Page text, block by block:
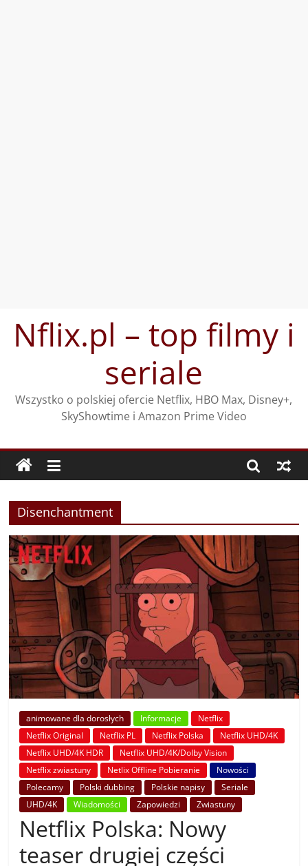
treściNflix.pl – top filmy i
seriale
Wszystko o polskiej ofercie Netflix, HBO Max, Disney+,
SkyShowtime i Amazon Prime Video
Disenchantment
animowane dla dorosłych Informacje
Netflix
Netflix Original
Netflix PL Netflix Polska
Netflix UHD/4K
Netflix UHD/4K HDR
Netflix UHD/4K/Dolby Vision
Netflix zwiastuny
Netlix Offline Pobieranie
Nowości
Polecamy
Polski dubbing Polskie napisy
Seriale
UHD/4K
Wiadomości Zapowiedzi Zwiastuny
Netflix Polska: Nowy
teaser drugiej części